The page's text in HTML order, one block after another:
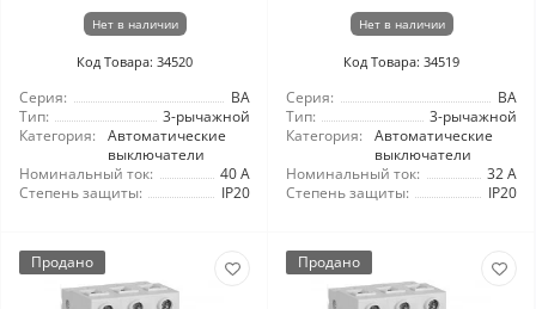
Нет в наличии
Код Товара: 34520
Серия:
ВА
Тип:
3-рычажной
Категория:
Автоматические
выключатели
Номинальный ток:
40 А
Степень защиты:
IP20
Нет в наличии
Код Товара: 34519
Серия:
ВА
Тип:
3-рычажной
Категория:
Автоматические
выключатели
Номинальный ток:
32 А
Степень защиты:
IP20
Продано Продано